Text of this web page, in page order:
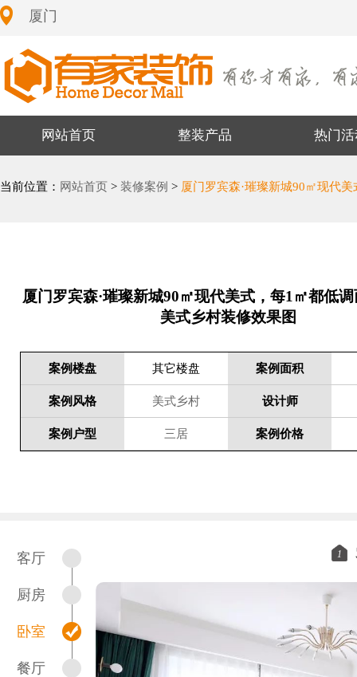
厦门
网站首页 整装产品 热门活
当前位置： 网站首页 > 装修案例 > 厦门罗宾森·璀璨新城90㎡现代
厦门罗宾森·璀璨新城90㎡现代美式，每1㎡都低
美式乡村装修效果图
案例楼盘 其它楼盘 案例面积
案例风格 美式乡村 设计师
案例户型 三居 案例价格
客厅
厨房
卧室
餐厅
1